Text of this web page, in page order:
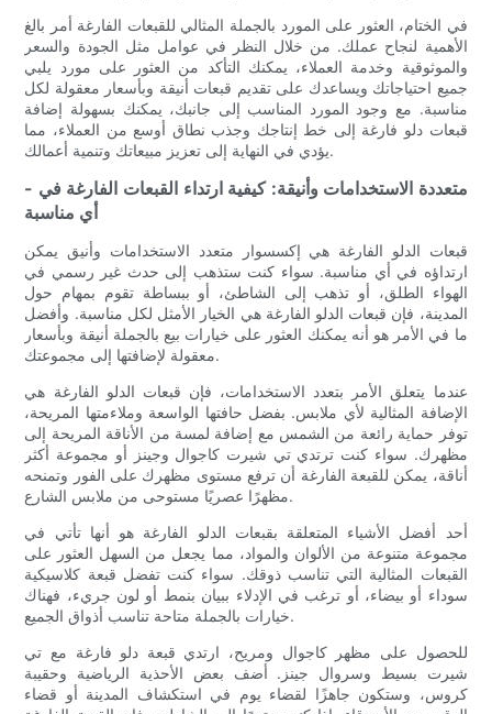
في الختام، العثور على المورد بالجملة المثالي للقبعات الفارغة أمر بالغ
الأهمية لنجاح عملك. من خلال النظر في عوامل مثل الجودة والسعر
والموثوقية وخدمة العملاء، يمكنك التأكد من العثور على مورد يلبي
جميع احتياجاتك ويساعدك على تقديم قبعات أنيقة وبأسعار معقولة لكل
مناسبة. مع وجود المورد المناسب إلى جانبك، يمكنك بسهولة إضافة
قبعات دلو فارغة إلى خط إنتاجك وجذب نطاق أوسع من العملاء، مما
يؤدي في النهاية إلى تعزيز مبيعاتك وتنمية أعمالك.
- متعددة الاستخدامات وأنيقة: كيفية ارتداء القبعات الفارغة في
أي مناسبة
قبعات الدلو الفارغة هي إكسسوار متعدد الاستخدامات وأنيق يمكن
ارتداؤه في أي مناسبة. سواء كنت ستذهب إلى حدث غير رسمي في
الهواء الطلق، أو تذهب إلى الشاطئ، أو ببساطة تقوم بمهام حول
المدينة، فإن قبعات الدلو الفارغة هي الخيار الأمثل لكل مناسبة. وأفضل
ما في الأمر هو أنه يمكنك العثور على خيارات بيع بالجملة أنيقة وبأسعار
معقولة لإضافتها إلى مجموعتك.
عندما يتعلق الأمر بتعدد الاستخدامات، فإن قبعات الدلو الفارغة هي
الإضافة المثالية لأي ملابس. بفضل حافتها الواسعة وملاءمتها المريحة،
توفر حماية رائعة من الشمس مع إضافة لمسة من الأناقة المريحة إلى
مظهرك. سواء كنت ترتدي تي شيرت كاجوال وجينز أو مجموعة أكثر
أناقة، يمكن للقبعة الفارغة أن ترفع مستوى مظهرك على الفور وتمنحه
مظهرًا عصريًا مستوحى من ملابس الشارع.
أحد أفضل الأشياء المتعلقة بقبعات الدلو الفارغة هو أنها تأتي في
مجموعة متنوعة من الألوان والمواد، مما يجعل من السهل العثور على
القبعات المثالية التي تناسب ذوقك. سواء كنت تفضل قبعة كلاسيكية
سوداء أو بيضاء، أو ترغب في الإدلاء ببيان بنمط أو لون جريء، فهناك
خيارات بالجملة متاحة تناسب أذواق الجميع.
للحصول على مظهر كاجوال ومريح، ارتدي قبعة دلو فارغة مع تي
شيرت بسيط وسروال جينز. أضف بعض الأحذية الرياضية وحقيبة
كروس، وستكون جاهزًا لقضاء يوم في استكشاف المدينة أو قضاء